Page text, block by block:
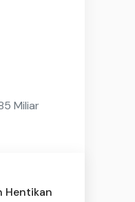
Miliar
Hentikan